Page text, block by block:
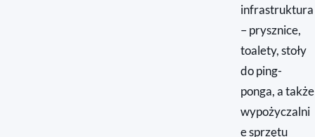
infrastruktura
– prysznice,
toalety, stoły
do ping-
ponga, a także
wypożyczalni
e sprzętu